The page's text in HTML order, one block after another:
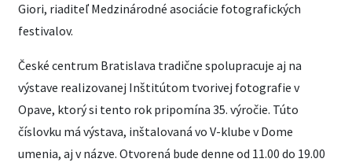
Giori, riaditeľ Medzinárodné asociácie fotografických
festivalov.
České centrum Bratislava tradične spolupracuje aj na
výstave realizovanej Inštitútom tvorivej fotografie v
Opave, ktorý si tento rok pripomína 35. výročie. Túto
číslovku má výstava, inštalovaná vo V-klube v Dome
umenia, aj v názve. Otvorená bude denne od 11.00 do 19.00